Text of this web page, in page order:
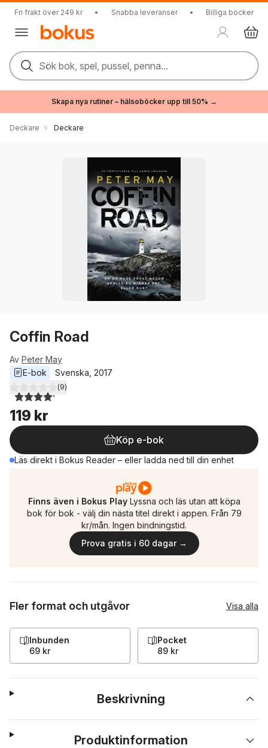
Fri frakt över 249 kr • Snabba leveranser • Billiga böcker
Sök bok, spel, pussel, penna...
Skapa nya rutiner – hälsoböcker upp till 50% →
Deckare Deckare
Coffin Road
Av Peter May
E-bok
Svenska 2017
4,2utav 5 stjärnor. Totalt antal röster:
(9)
119 kr
Köp e-bok
Läs direkt i Bokus Reader – eller ladda ned till din enhet
Finns även i Bokus Play Lyssna och läs utan att köpa
bok för bok - välj din nästa titel direkt i appen. Från 79
kr/mån. Ingen bindningstid.
Prova gratis i 60 dagar →
Fler format och utgåvor Visa alla
Inbunden
69 kr
Pocket
89 kr
Beskrivning
Produktinformation